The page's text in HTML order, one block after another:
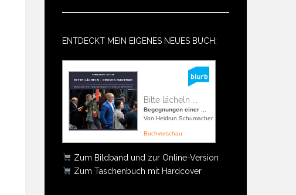
ENTDECKT MEIN EIGENES NEUES BUCH:
Bitte lächeln ...
Begegnungen einer ...
Von Heidrun Schumacher
Buchvorschau
Zum Bildband und zur Online-Version
Zum Taschenbuch mit Hardcover